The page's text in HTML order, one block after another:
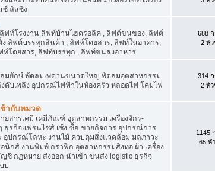
ซ์ ลิสซิ่ง
ฟท์โรงงาน ลิฟท์บ้านไฮดรอลิค , ลิฟต์ขนของ, ลิฟต์
ลิฟต์บรรทุกสินค้า , ลิฟท์โดยสาร, ลิฟท์ในอาคาร,
โดยสาร, ลิฟท์บรรทุก , ลิฟท์ขนส่งอาหาร
688
2 หั
ลมยักษ์ พัดลมเพดานขนาดใหญ่ พัดลมอุตสาหกรรม
ดับเพลิง อุปกรณ์ไฟฟ้าในห้องครัว หลอดไฟ โคมไฟ
314
2 หั
ข้ากับหมวด
สารเคมี เคมีภัณฑ์ อุตสาหกรรม เครื่องจักร-
ธุรกิจแฟรนไชส์ เซ้ง-ซื้อ-ขายกิจการ อุปกรณ์การ
ปกรณ์โลหะ งานไม้ ควบคุมสิ่งแวดล้อม มลภาวะ
นิกส์ งานพิมพ์ กราฟิก อุตสาหกรรมสิงทอ ผ้า เครื่อง
กฏหมาย ส่งออก นำเข้า ขนส่ง logistic ธุรกิจ
บ
1145
65 หั